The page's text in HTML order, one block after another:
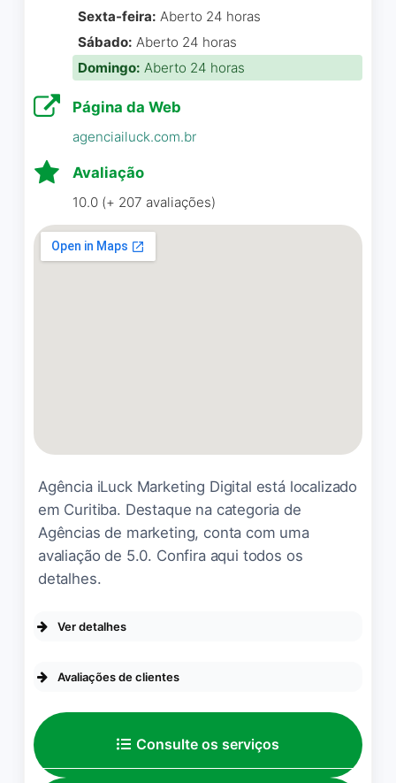
Sexta-feira: Aberto 24 horas
Sábado: Aberto 24 horas
Domingo: Aberto 24 horas
Página da Web
agenciailuck.com.br
Avaliação
10.0 (+ 207 avaliações)
Agência iLuck Marketing Digital está localizado
em Curitiba. Destaque na categoria de
Agências de marketing, conta com uma
avaliação de 5.0. Confira aqui todos os
detalhes.
Ver detalhes
empreendedoras
OPÇÕES DE SERVIÇO
Agendamento on-line
Avaliações de clientes
empresa de competência
técnica, pontualidade na
Consulte os serviços